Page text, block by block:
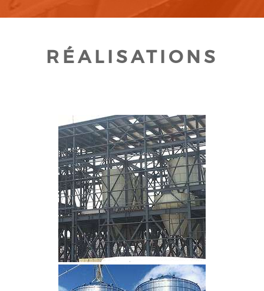
RÉALISATIONS
CLIQUEZ POUR AGRANDIR